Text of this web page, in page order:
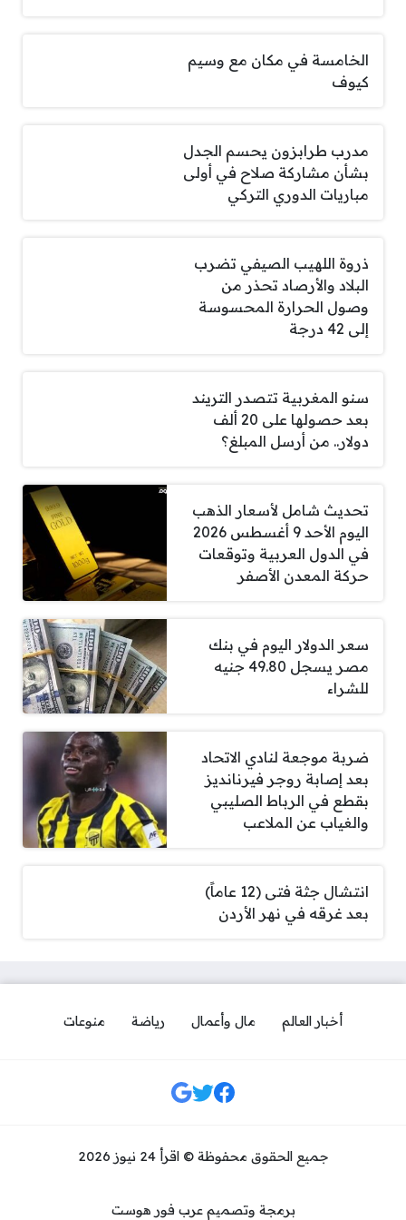
الخامسة في مكان مع وسيم
كيوف
مدرب طرابزون يحسم الجدل
بشأن مشاركة صلاح في أولى
مباريات الدوري التركي
ذروة اللهيب الصيفي تضرب
البلاد والأرصاد تحذر من
وصول الحرارة المحسوسة
إلى 42 درجة
سنو المغربية تتصدر التريند
بعد حصولها على 20 ألف
دولار.. من أرسل المبلغ؟
تحديث شامل لأسعار الذهب
اليوم الأحد 9 أغسطس 2026
في الدول العربية وتوقعات
حركة المعدن الأصفر
سعر الدولار اليوم في بنك
مصر يسجل 49.80 جنيه
للشراء
ضربة موجعة لنادي الاتحاد
بعد إصابة روجر فيرنانديز
بقطع في الرباط الصليبي
والغياب عن الملاعب
انتشال جثة فتى (12 عاماً)
بعد غرقه في نهر الأردن
أخبار العالم مال وأعمال رياضة منوعات
مواقع التواصل
جميع الحقوق محفوظة © اقرأ 24 نيوز 2026
برمجة وتصميم عرب فور هوست